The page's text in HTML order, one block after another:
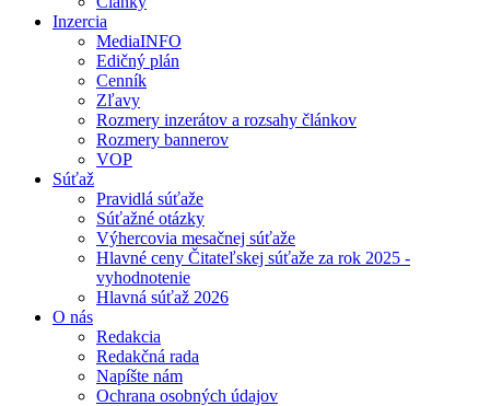
Inzercia
MediaINFO
Edičný plán
Cenník
Zľavy
Rozmery inzerátov a rozsahy článkov
Rozmery bannerov
VOP
Súťaž
Pravidlá súťaže
Súťažné otázky
Výhercovia mesačnej súťaže
Hlavné ceny Čitateľskej súťaže za rok 2025 -
vyhodnotenie
Hlavná súťaž 2026
O nás
Redakcia
Redakčná rada
Napíšte nám
Ochrana osobných údajov